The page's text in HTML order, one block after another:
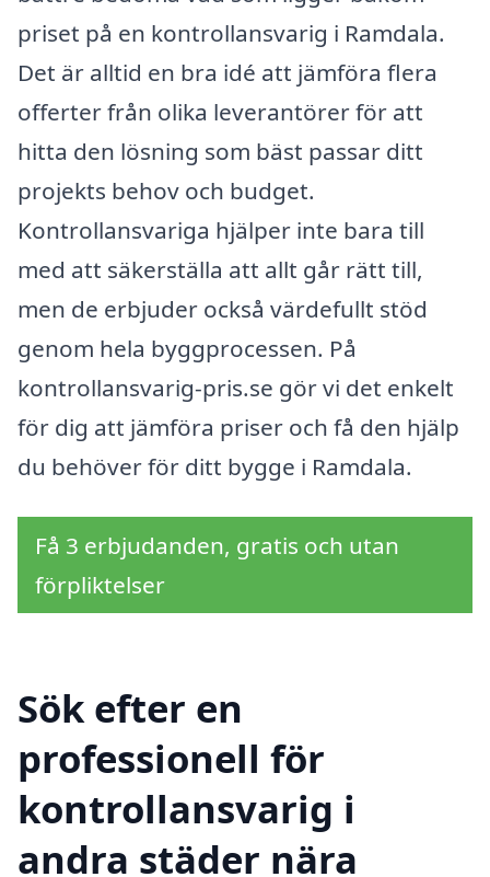
priset på en kontrollansvarig i Ramdala.
Det är alltid en bra idé att jämföra flera
offerter från olika leverantörer för att
hitta den lösning som bäst passar ditt
projekts behov och budget.
Kontrollansvariga hjälper inte bara till
med att säkerställa att allt går rätt till,
men de erbjuder också värdefullt stöd
genom hela byggprocessen. På
kontrollansvarig-pris.se gör vi det enkelt
för dig att jämföra priser och få den hjälp
du behöver för ditt bygge i Ramdala.
Få 3 erbjudanden, gratis och utan
förpliktelser
Sök efter en
professionell för
kontrollansvarig i
andra städer nära